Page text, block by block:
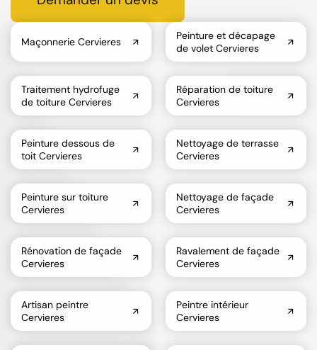
Maçonnerie Cervieres
Peinture et décapage
de volet Cervieres
Traitement hydrofuge
de toiture Cervieres
Réparation de toiture
Cervieres
Peinture dessous de
toit Cervieres
Nettoyage de terrasse
Cervieres
Peinture sur toiture
Cervieres
Nettoyage de façade
Cervieres
Rénovation de façade
Cervieres
Ravalement de façade
Cervieres
Artisan peintre
Cervieres
Peintre intérieur
Cervieres